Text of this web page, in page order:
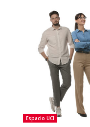
Espacio UCI